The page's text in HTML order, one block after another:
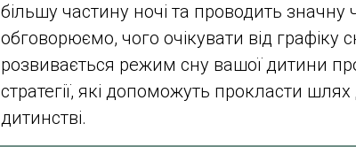
більшу частину ночі та проводить значну
обговорюємо, чого очікувати від графіку
розвивається режим сну вашої дитини
стратегії, які допоможуть прокласти
дитинстві.